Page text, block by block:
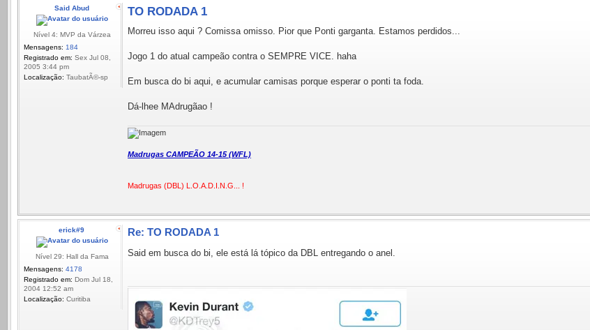
Said Abud
Nível 4: MVP da Várzea
Mensagens: 184
Registrado em: Sex Jul 08,
2005 3:44 pm
Localização: TaubatÃ©-sp
TO RODADA 1
Morreu isso aqui ? Comissa omisso. Pior que Ponti garganta. Estamos perdidos...
Jogo 1 do atual campeão contra o SEMPRE VICE. haha
Em busca do bi aqui, e acumular camisas porque esperar o ponti ta foda.
Dá-lhee MAdrugãao !
Madrugas CAMPEÃO 14-15 (WFL)
Madrugas (DBL) L.O.A.D.I.N.G... !
erick#9
Nível 29: Hall da Fama
Mensagens: 4178
Registrado em: Dom Jul 18,
2004 12:52 am
Localização: Curitiba
Re: TO RODADA 1
Said em busca do bi, ele está lá tópico da DBL entregando o anel.